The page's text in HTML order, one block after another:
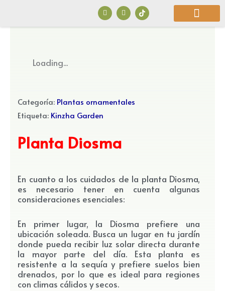
F
a
c
e
I
n
s
t
Loading...
Categoría: Plantas ornamentales
Etiqueta: Kinzha Garden
Planta Diosma
En cuanto a los cuidados de la planta Diosma,
es necesario tener en cuenta algunas
consideraciones esenciales:
En primer lugar, la Diosma prefiere una
ubicación soleada. Busca un lugar en tu jardín
donde pueda recibir luz solar directa durante
la mayor parte del día. Esta planta es
resistente a la sequía y prefiere suelos bien
drenados, por lo que es ideal para regiones
con climas cálidos y secos.